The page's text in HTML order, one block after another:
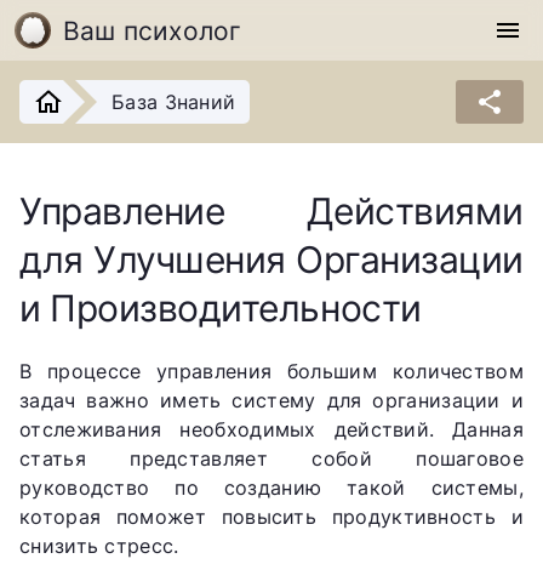
Ваш психолог menu
База Знаний share
Управление Действиями
для Улучшения Организации
и Производительности
В процессе управления большим количеством
задач важно иметь систему для организации и
отслеживания необходимых действий. Данная
статья представляет собой пошаговое
руководство по созданию такой системы,
которая поможет повысить продуктивность и
снизить стресс.